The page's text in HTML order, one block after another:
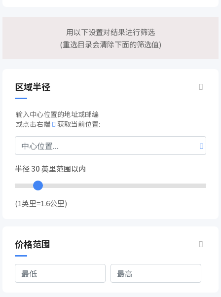
用以下设置对结果进行筛选
(重选目录会清除下面的筛选值)
区域半径
输入中心位置的地址或邮编
或点击右端
获取当前位置:
半径30英里范围以内
(1英里=1.6公里)
价格范围